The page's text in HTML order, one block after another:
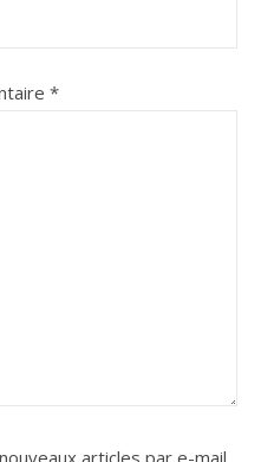
*
articles par e-mail.